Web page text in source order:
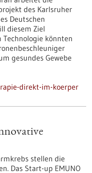
des Karlsruher
Deutschen
diesem Ziel
könnten
gesundes Gewebe
direkt-im-koerper
stellen die
Das Start-up EMUNO